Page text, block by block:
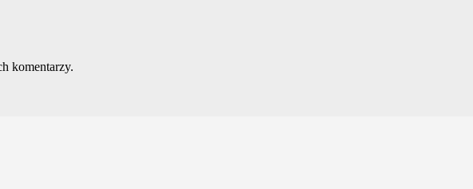
komentarzy.